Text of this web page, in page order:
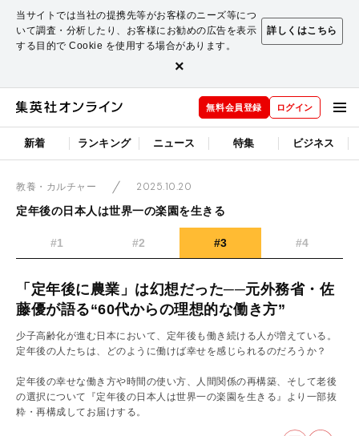
当サイトでは当社の提携先等がお客様のニーズ等につ
いて調査・分析したり、お客様にお勧めの広告を表示
する目的で Cookie を使用する場合があります。
詳しくはこちら
×
無料会員登録 ログイン
新着 ランキング ニュース 特集 ビジネス
教養・カルチャー
2025.10.20
定年後の日本人は世界一の楽園を生きる
#1 #2 #3 #4
「定年後に農業」は幻想だった──元外務省・佐
藤優が語る“60代からの理想的な働き方”
少子高齢化が進む日本において、定年後も働き続ける人が増えている。
定年後の人たちは、どのように働けば幸せを感じられるのだろうか？
定年後の幸せな働き方や時間の使い方、人間関係の再構築、そして老後
の選択について『定年後の日本人は世界一の楽園を生きる』より一部抜
粋・再構成してお届けする。